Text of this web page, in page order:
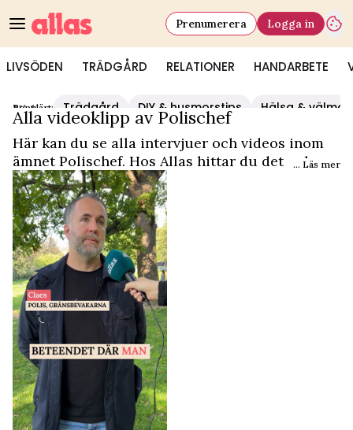
LIVSÖDEN TRÄDGÅRD RELATIONER HANDARBETE
Prenumerera Logga in
Populärt: Trädgård DIY & husmorstips Hälsa &
Video Start/Polischef
Alla videoklipp av Polischef
Här kan du se alla intervjuer och videos inom
ämnet Polischef. Hos Allas hittar du det och
mycket mer.
... Läs mer